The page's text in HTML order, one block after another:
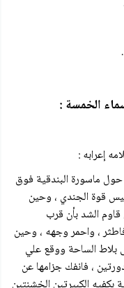
الخمسة :
إعرابه :
ماسورة البندقية فوق
قوة الجندي ، وحين
الشد بأن قرب
، واحمر وجهه ، وحين
بلاط الساحة ووقع علي
، فانفك جزامها عن